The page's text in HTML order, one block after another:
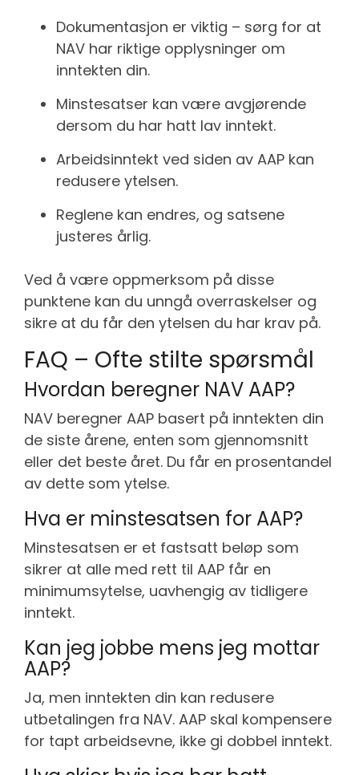
Dokumentasjon er viktig – sørg for at
NAV har riktige opplysninger om
inntekten din.
Minstesatser kan være avgjørende
dersom du har hatt lav inntekt.
Arbeidsinntekt ved siden av AAP kan
redusere ytelsen.
Reglene kan endres, og satsene
justeres årlig.
Ved å være oppmerksom på disse
punktene kan du unngå overraskelser og
sikre at du får den ytelsen du har krav på.
FAQ – Ofte stilte spørsmål
Hvordan beregner NAV AAP?
NAV beregner AAP basert på inntekten din
de siste årene, enten som gjennomsnitt
eller det beste året. Du får en prosentandel
av dette som ytelse.
Hva er minstesatsen for AAP?
Minstesatsen er et fastsatt beløp som
sikrer at alle med rett til AAP får en
minimumsytelse, uavhengig av tidligere
inntekt.
Kan jeg jobbe mens jeg mottar
AAP?
Ja, men inntekten din kan redusere
utbetalingen fra NAV. AAP skal kompensere
for tapt arbeidsevne, ikke gi dobbel inntekt.